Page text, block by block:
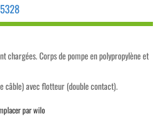
chargées. Corps de pompe en polypropylène et
câble) avec flotteur (double contact).
par wilo